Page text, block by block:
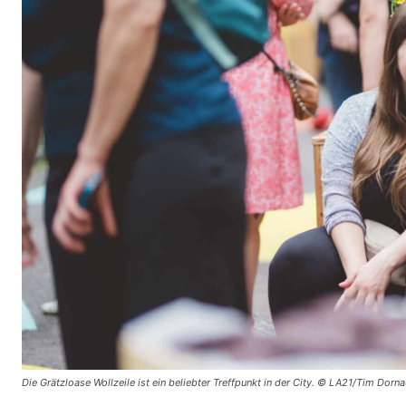
Die Grätzloase Wollzeile ist ein beliebter Treffpunkt in der City. © LA21/Tim